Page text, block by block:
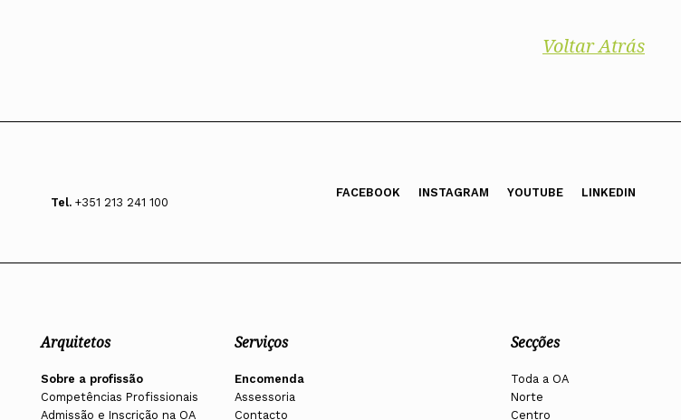
Voltar Atrás
Tel. +351 213 241 100
FACEBOOK INSTAGRAM YOUTUBE LINKEDIN
Arquitetos
Sobre a profissão
Competências Profissionais
Admissão e Inscrição na OA
Serviços
Encomenda
Assessoria
Contacto
Secções
Toda a OA
Norte
Centro